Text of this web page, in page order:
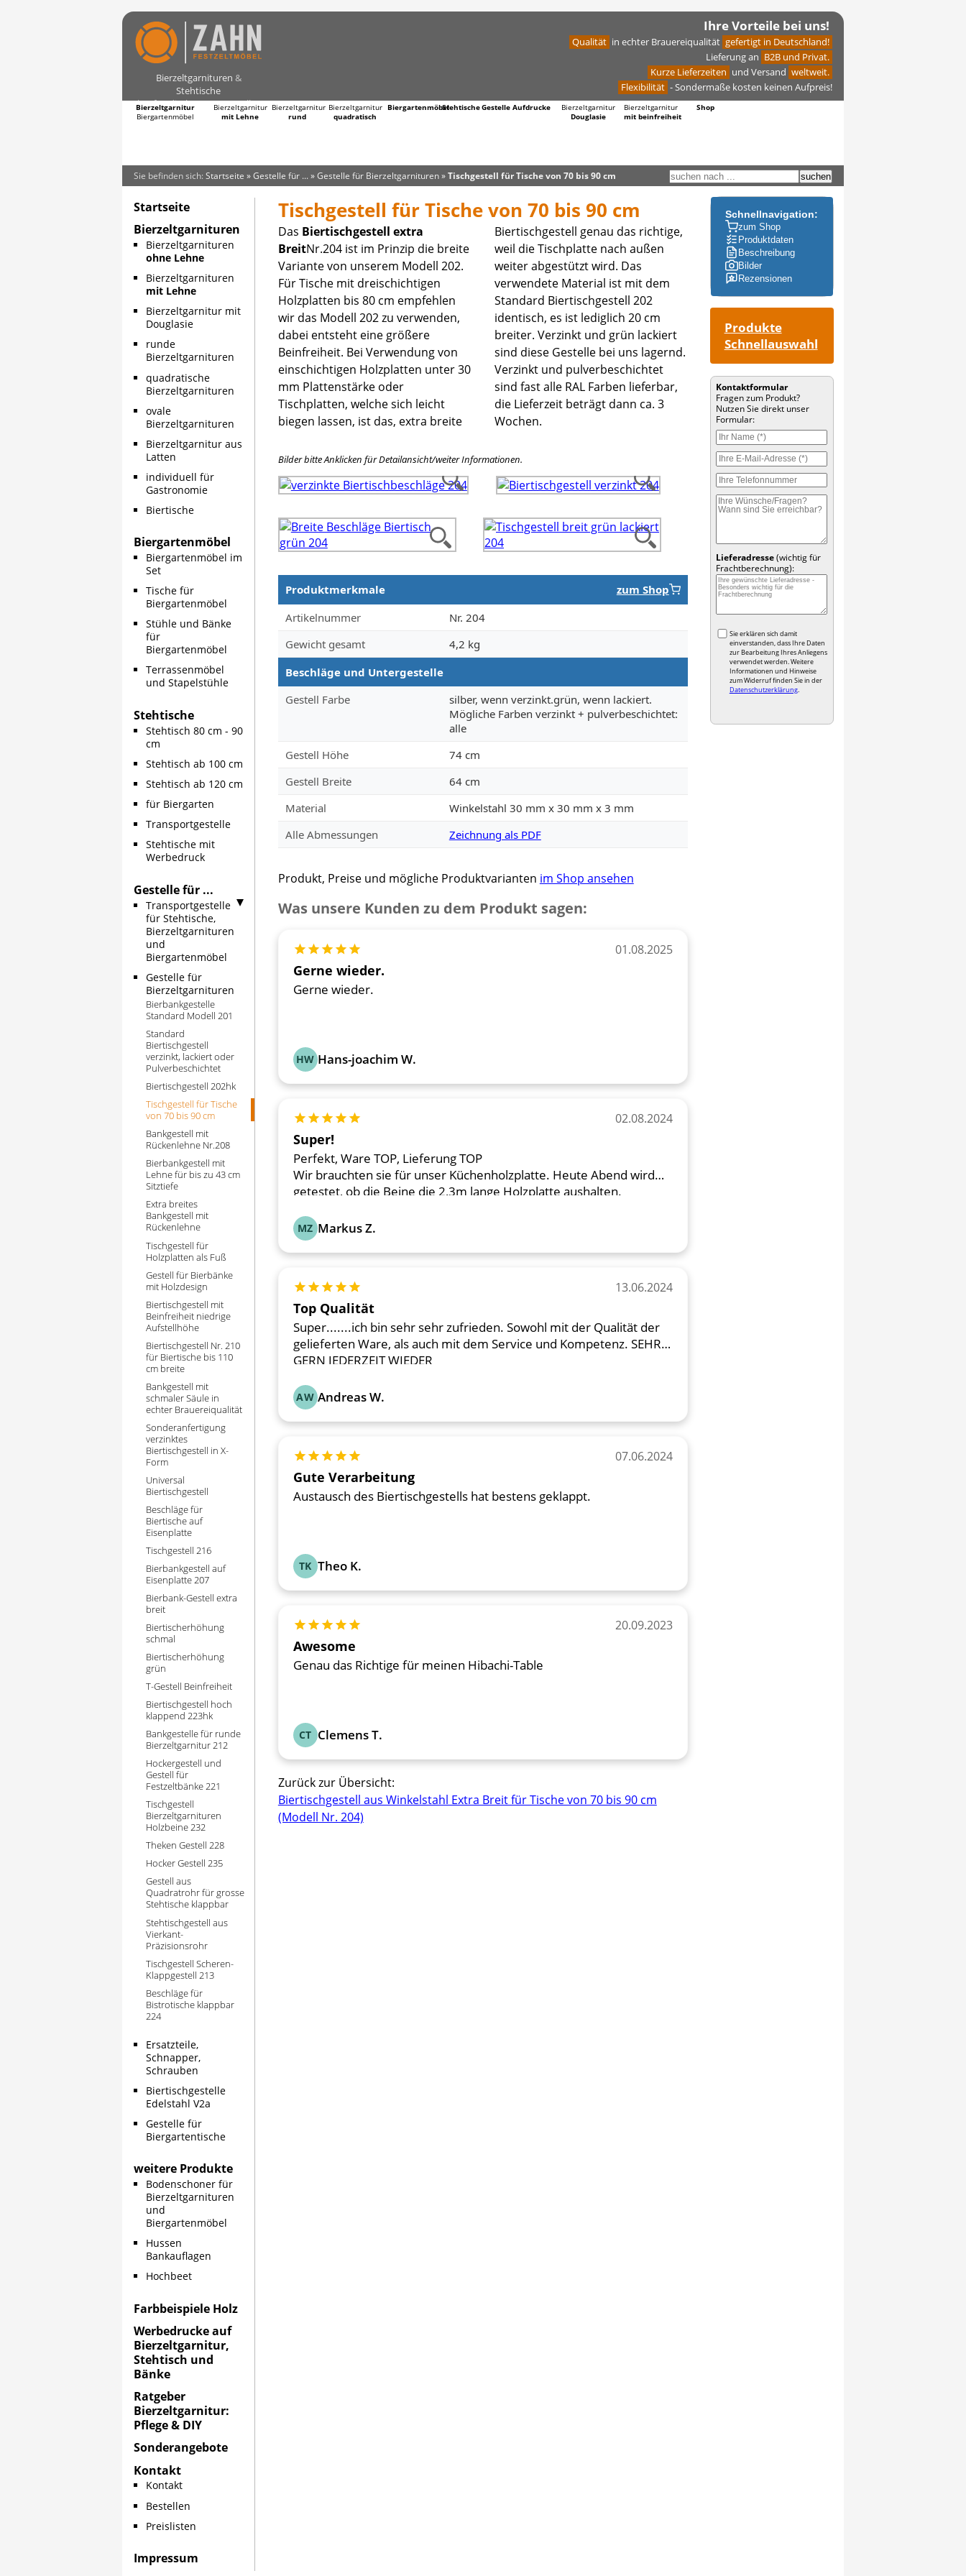
Bierzeltgarnituren &
Stehtische
kaufen direkt vom Hersteller
Ihre Vorteile bei uns!
Qualität in echter Brauereiqualität gefertigt in Deutschland!
Lieferung an B2B und Privat.
Kurze Lieferzeiten und Versand weltweit.
Flexibilität - Sondermaße kosten keinen Aufpreis!
Bierzeltgarnitur
Biergartenmöbel
Bierzeltgarnitur
mit Lehne
Bierzeltgarnitur
rund
Bierzeltgarnitur
quadratisch
BiergartenmöbelStehtischeGestelle Aufdrucke
Bierzeltgarnitur
Douglasie
Bierzeltgarnitur
mit beinfreiheit
Shop
Sie befinden sich: Startseite »Gestelle für ...»Gestelle für Bierzeltgarnituren»Tischgestell für Tische von 70 bis 90 cm
Startseite
Bierzeltgarnituren
Bierzeltgarnituren
ohne Lehne
Bierzeltgarnituren
mit Lehne
Bierzeltgarnitur mit
Douglasie
runde
Bierzeltgarnituren
quadratische
Bierzeltgarnituren
ovale
Bierzeltgarnituren
Bierzeltgarnitur aus
Latten
individuell für
Gastronomie
Biertische
Biergartenmöbel
Biergartenmöbel im
Set
Tische für
Biergartenmöbel
Stühle und Bänke
für
Biergartenmöbel
Terrassenmöbel
und Stapelstühle
Stehtische
Stehtisch 80 cm - 90
cm
Stehtisch ab 100 cm
Stehtisch ab 120 cm
für Biergarten
Transportgestelle
Stehtische mit
Werbedruck
Gestelle für ...
Transportgestelle
für Stehtische,
Bierzeltgarnituren
und
Biergartenmöbel
Gestelle für
Bierzeltgarnituren
Bierbankgestelle
Standard Modell 201
Standard
Biertischgestell
verzinkt, lackiert oder
Pulverbeschichtet
Biertischgestell 202hk
Tischgestell für Tische
von 70 bis 90 cm
Bankgestell mit
Rückenlehne Nr.208
Bierbankgestell mit
Lehne für bis zu 43 cm
Sitztiefe
Extra breites
Bankgestell mit
Rückenlehne
Tischgestell für
Holzplatten als Fuß
Gestell für Bierbänke
mit Holzdesign
Biertischgestell mit
Beinfreiheit niedrige
Aufstellhöhe
Biertischgestell Nr. 210
für Biertische bis 110
cm breite
Bankgestell mit
schmaler Säule in
echter Brauereiqualität
Sonderanfertigung
verzinktes
Biertischgestell in X-
Form
Universal
Biertischgestell
Beschläge für
Biertische auf
Eisenplatte
Tischgestell 216
Bierbankgestell auf
Eisenplatte 207
Bierbank-Gestell extra
breit
Biertischerhöhung
schmal
Biertischerhöhung
grün
T-Gestell Beinfreiheit
Biertischgestell hoch
klappend 223hk
Bankgestelle für runde
Bierzeltgarnitur 212
Hockergestell und
Gestell für
Festzeltbänke 221
Tischgestell
Bierzeltgarnituren
Holzbeine 232
Theken Gestell 228
Hocker Gestell 235
Gestell aus
Quadratrohr für grosse
Stehtische klappbar
Stehtischgestell aus
Vierkant-
Präzisionsrohr
Tischgestell Scheren-
Klappgestell 213
Beschläge für
Bistrotische klappbar
224
Ersatzteile,
Schnapper,
Schrauben
Biertischgestelle
Edelstahl V2a
Gestelle für
Biergartentische
weitere Produkte
Bodenschoner für
Bierzeltgarnituren
und
Biergartenmöbel
Hussen
Bankauflagen
Hochbeet
Farbbeispiele Holz
Werbedrucke auf
Bierzeltgarnitur,
Stehtisch und
Bänke
Ratgeber
Bierzeltgarnitur:
Pflege & DIY
Sonderangebote
Kontakt
Kontakt
Bestellen
Preislisten
Impressum
Tischgestell für Tische von 70 bis 90 cm
Das Biertischgestell extra
BreitNr.204 ist im Prinzip die breite
Variante von unserem Modell 202.
Für Tische mit dreischichtigen
Holzplatten bis 80 cm empfehlen
wir das Modell 202 zu verwenden,
dabei entsteht eine größere
Beinfreiheit. Bei Verwendung von
einschichtigen Holzplatten unter 30
mm Plattenstärke oder
Tischplatten, welche sich leicht
biegen lassen, ist das, extra breite
Biertischgestell genau das richtige,
weil die Tischplatte nach außen
weiter abgestützt wird. Das
verwendete Material ist mit dem
Standard Biertischgestell 202
identisch, es ist lediglich 20 cm
breiter. Verzinkt und grün lackiert
sind diese Gestelle bei uns lagernd.
Verzinkt und pulverbeschichtet
sind fast alle RAL Farben lieferbar,
die Lieferzeit beträgt dann ca. 3
Wochen.
Bilder bitte Anklicken für Detailansicht/weiter Informationen.
Produktmerkmale
Produktmerkmale
zum Shop
Artikelnummer
Nr. 204
Gewicht gesamt
4,2 kg
Beschläge und Untergestelle
Gestell Farbe
silber, wenn verzinkt.grün, wenn lackiert.
Mögliche Farben verzinkt + pulverbeschichtet:
alle
Gestell Höhe
74 cm
Gestell Breite
64 cm
Material
Winkelstahl 30 mm x 30 mm x 3 mm
Alle Abmessungen
Zeichnung als PDF
Produkt, Preise und mögliche Produktvarianten im Shop ansehen
Was unsere Kunden zu dem Produkt sagen:
Bewertung: 5 von 5 Sternen 01.08.2025
Gerne wieder.
Gerne wieder.
HW Hans-joachim W.
Bewertung: 5 von 5 Sternen 02.08.2024
Super!
Perfekt, Ware TOP, Lieferung TOP
Wir brauchten sie für unser Küchenholzplatte. Heute Abend wird
getestet, ob die Beine die 2,3m lange Holzplatte aushalten.
MZ Markus Z.
Bewertung: 5 von 5 Sternen 13.06.2024
Top Qualität
Super.......ich bin sehr sehr zufrieden. Sowohl mit der Qualität der
gelieferten Ware, als auch mit dem Service und Kompetenz. SEHR
GERN JEDERZEIT WIEDER
AW Andreas W.
Bewertung: 5 von 5 Sternen 07.06.2024
Gute Verarbeitung
Austausch des Biertischgestells hat bestens geklappt.
TK Theo K.
Bewertung: 5 von 5 Sternen 20.09.2023
Awesome
Genau das Richtige für meinen Hibachi-Table
CT Clemens T.
Zurück zur Übersicht:
Biertischgestell aus Winkelstahl Extra Breit für Tische von 70 bis 90 cm
(Modell Nr. 204)
Schnellnavigation:
zum Shop
Produktdaten
Beschreibung
Bilder
Rezensionen
Produkte
Schnellauswahl
Kontaktformular
Fragen zum Produkt?
Nutzen Sie direkt unser
Formular:
Lieferadresse(wichtig für
Frachtberechnung):
Sie erklären sich damit
einverstanden, dass Ihre Daten
zur Bearbeitung Ihres Anliegens
verwendet werden. Weitere
Informationen und Hinweise
zum Widerruf finden Sie in der
Datenschutzerklärung.